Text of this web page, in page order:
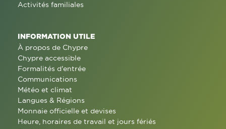
Activités familiales
INFORMATION UTILE
À propos de Chypre
Chypre accessible
Formalités d'entrée
Communications
Météo et climat
Langues & Régions
Monnaie officielle et devises
Heure, horaires de travail et jours fériés